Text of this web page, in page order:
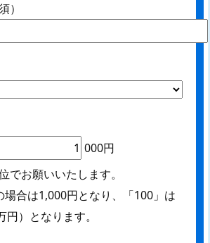
）
000円
でお願いいたします。
場合は1,000円となり、「100」は
）となります。